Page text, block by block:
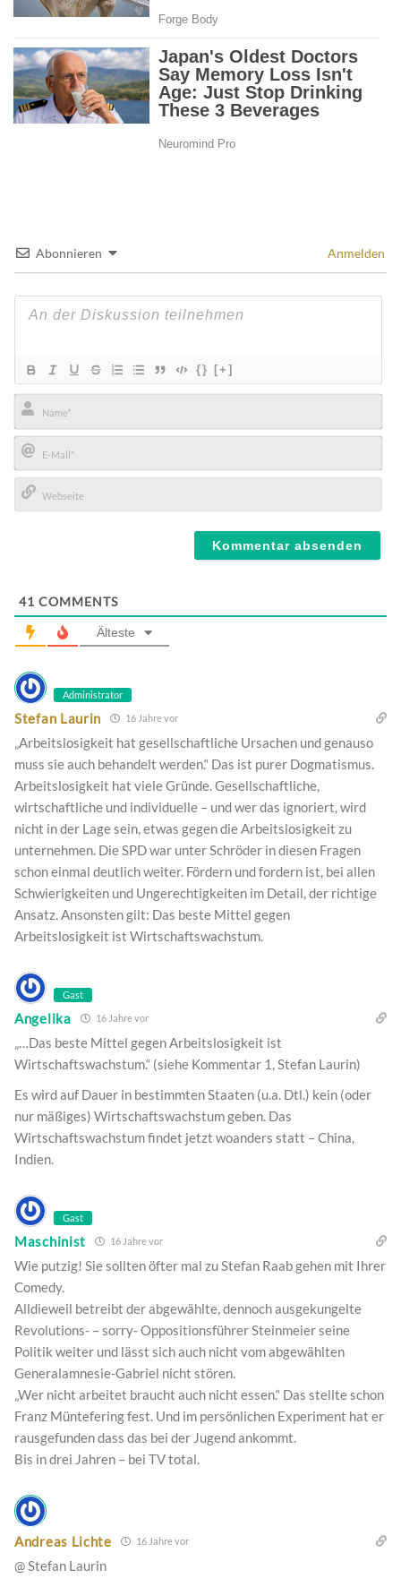
Abonnieren Anmelden
{} [+]
Name*
E-
Mail*
41 COMMENTS
Älteste
Administrator
Stefan Laurin 16 Jahre vor
„Arbeitslosigkeit hat gesellschaftliche Ursachen und genauso
muss sie auch behandelt werden.“ Das ist purer Dogmatismus.
Arbeitslosigkeit hat viele Gründe. Gesellschaftliche,
wirtschaftliche und individuelle – und wer das ignoriert, wird
nicht in der Lage sein, etwas gegen die Arbeitslosigkeit zu
unternehmen. Die SPD war unter Schröder in diesen Fragen
schon einmal deutlich weiter. Fördern und fordern ist, bei allen
Schwierigkeiten und Ungerechtigkeiten im Detail, der richtige
Ansatz. Ansonsten gilt: Das beste Mittel gegen
Arbeitslosigkeit ist Wirtschaftswachstum.
Gast
Angelika 16 Jahre vor
„…Das beste Mittel gegen Arbeitslosigkeit ist
Wirtschaftswachstum.“ (siehe Kommentar 1, Stefan Laurin)
Es wird auf Dauer in bestimmten Staaten (u.a. Dtl.) kein (oder
nur mäßiges) Wirtschaftswachstum geben. Das
Wirtschaftswachstum findet jetzt woanders statt – China,
Indien.
Gast
Maschinist 16 Jahre vor
Wie putzig! Sie sollten öfter mal zu Stefan Raab gehen mit Ihrer
Comedy.
Alldieweil betreibt der abgewählte, dennoch ausgekungelte
Revolutions- – sorry- Oppositionsführer Steinmeier seine
Politik weiter und lässt sich auch nicht vom abgewählten
Generalamnesie-Gabriel nicht stören.
„Wer nicht arbeitet braucht auch nicht essen.“ Das stellte schon
Franz Müntefering fest. Und im persönlichen Experiment hat er
rausgefunden dass das bei der Jugend ankommt.
Bis in drei Jahren – bei TV total.
Andreas Lichte 16 Jahre vor
@ Stefan Laurin